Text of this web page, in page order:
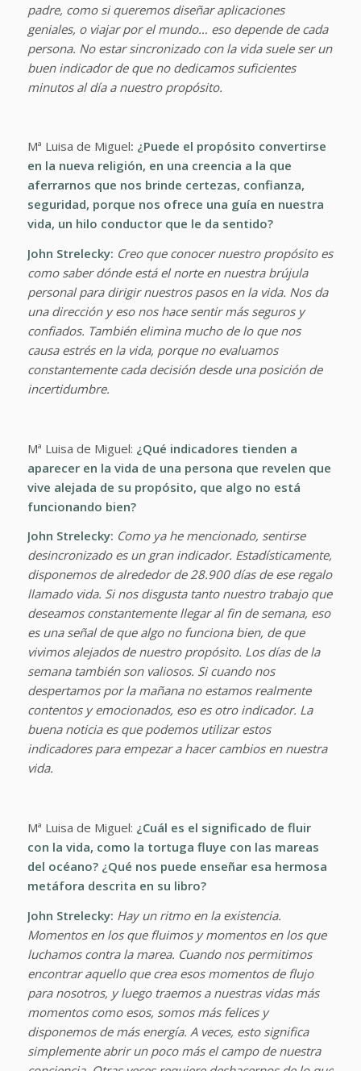
padre, como si queremos diseñar aplicaciones
geniales, o viajar por el mundo… eso depende de cada
persona. No estar sincronizado con la vida suele ser un
buen indicador de que no dedicamos suficientes
minutos al día a nuestro propósito.
Mª Luisa de Miguel: ¿Puede el propósito convertirse
en la nueva religión, en una creencia a la que
aferrarnos que nos brinde certezas, confianza,
seguridad, porque nos ofrece una guía en nuestra
vida, un hilo conductor que le da sentido?
John Strelecky: Creo que conocer nuestro propósito es
como saber dónde está el norte en nuestra brújula
personal para dirigir nuestros pasos en la vida. Nos da
una dirección y eso nos hace sentir más seguros y
confiados. También elimina mucho de lo que nos
causa estrés en la vida, porque no evaluamos
constantemente cada decisión desde una posición de
incertidumbre.
Mª Luisa de Miguel: ¿Qué indicadores tienden a
aparecer en la vida de una persona que revelen que
vive alejada de su propósito, que algo no está
funcionando bien?
John Strelecky: Como ya he mencionado, sentirse
desincronizado es un gran indicador. Estadísticamente,
disponemos de alrededor de 28.900 días de ese regalo
llamado vida. Si nos disgusta tanto nuestro trabajo que
deseamos constantemente llegar al fin de semana, eso
es una señal de que algo no funciona bien, de que
vivimos alejados de nuestro propósito. Los días de la
semana también son valiosos. Si cuando nos
despertamos por la mañana no estamos realmente
contentos y emocionados, eso es otro indicador. La
buena noticia es que podemos utilizar estos
indicadores para empezar a hacer cambios en nuestra
vida.
Mª Luisa de Miguel: ¿Cuál es el significado de fluir
con la vida, como la tortuga fluye con las mareas
del océano? ¿Qué nos puede enseñar esa hermosa
metáfora descrita en su libro?
John Strelecky: Hay un ritmo en la existencia.
Momentos en los que fluimos y momentos en los que
luchamos contra la marea. Cuando nos permitimos
encontrar aquello que crea esos momentos de flujo
para nosotros, y luego traemos a nuestras vidas más
momentos como esos, somos más felices y
disponemos de más energía. A veces, esto significa
simplemente abrir un poco más el campo de nuestra